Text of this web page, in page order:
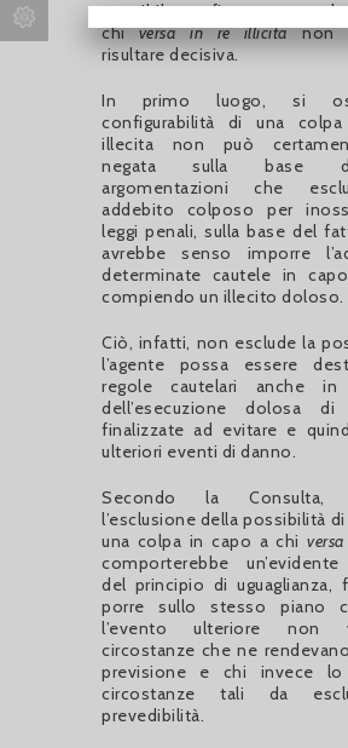
possibile configurare una
chiversa in re illicitanon
risultare decisiva.
In primo luogo, si
configurabilità di una
illecita non può
negata sulla base
argomentazioni che
addebito colposo per
leggi penali, sulla base del
avrebbe senso imporre
determinate cautele in
compiendo un illecito doloso.
Ciò, infatti, non esclude la
l’agente possa essere
regole cautelari anche in
dell’esecuzione dolosa
finalizzate ad evitare e
ulteriori eventi di danno.
Secondo la Consulta,
l’esclusione della possibilità
una colpa in capo a chi
comporterebbe
del principio di uguaglianza,
porre sullo stesso piano
l’evento ulteriore non
circostanze che ne
previsione e chi invece
circostanze tali da
prevedibilità.